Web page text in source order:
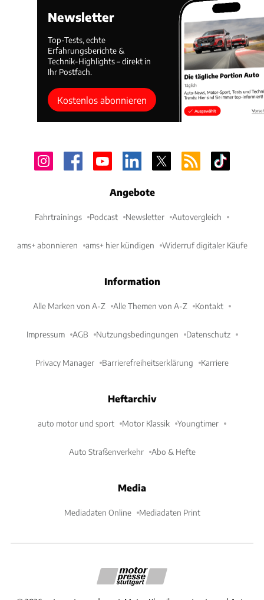
Newsletter
Top-Tests, echte
Erfahrungsberichte &
Technik-Highlights – direkt in
Ihr Postfach.
Kostenlos abonnieren
Angebote
Fahrtrainings Podcast Newsletter Autovergleich
ams+ abonnieren ams+ hier kündigen Widerruf digitaler Käufe
Information
Alle Marken von A-Z Alle Themen von A-Z Kontakt
Impressum AGB Nutzungsbedingungen Datenschutz
Privacy Manager Barrierefreiheitserklärung Karriere
Heftarchiv
auto motor und sport Motor Klassik Youngtimer
Auto Straßenverkehr Abo & Hefte
Media
Mediadaten Online Mediadaten Print